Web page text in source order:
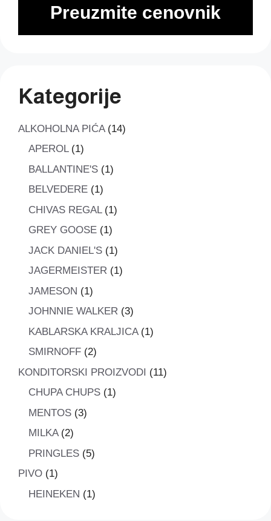
Preuzmite cenovnik
Kategorije
ALKOHOLNA PIĆA 1414
APEROL 11
proizvod
BALLANTINE'S 11
BELVEDERE 11
proizvod
CHIVAS REGAL 11
GREY GOOSE 11
proizvod
JACK DANIEL'S 11
proizvod
JAGERMEISTER 11
JAMESON 11
proizvod
JOHNNIE WALKER 33
proizvoda
KABLARSKA KRALJICA 11
SMIRNOFF 22
proizvoda
KONDITORSKI PROIZVODI 1111
CHUPA CHUPS 11
MENTOS 33
MILKA 22
proizvoda
PRINGLES 55
PIVO 11
proizvod
HEINEKEN 11